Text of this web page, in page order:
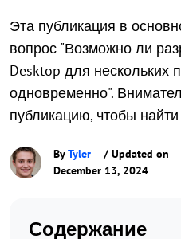
Эта публикация в
вопрос "Возможно ли
Desktop для нескольких
одновременно".
публикацию, чтобы найти
ByTyler
/ Updated on
December 13, 2024
Содержание